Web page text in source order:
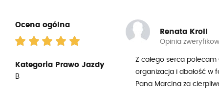
Ocena ogólna
Kategoria Prawo Jazdy
B
Renata Kroll
Opinia
Z całego serca
organizacja i dbałość w
Pana Marcina za